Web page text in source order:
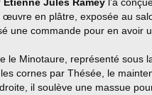
œuvre en plâtre, exposée au
une commande pour en avoir
le Minotaure, représenté sous
cornes par Thésée, le
il soulève une massue